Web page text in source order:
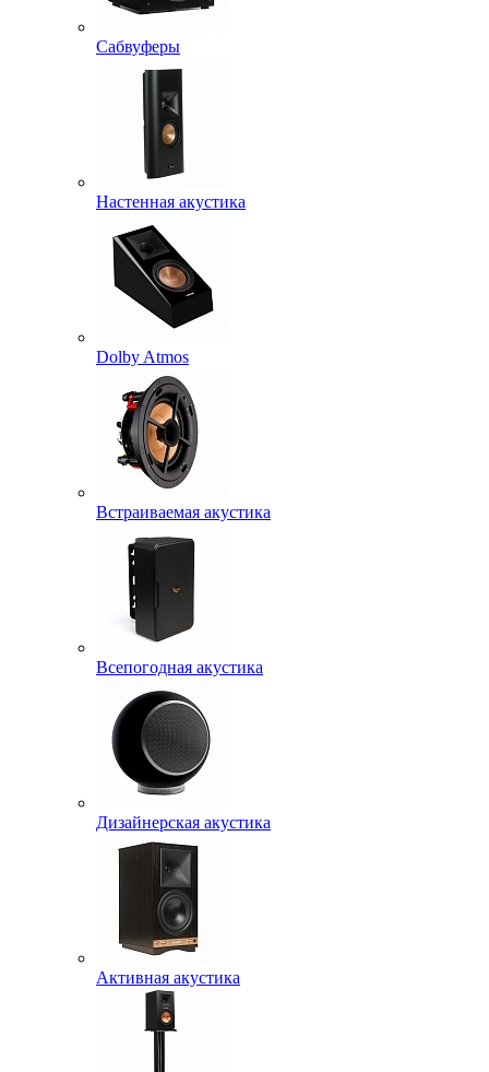
Сабвуферы
Настенная акустика
Dolby Atmos
Встраиваемая акустика
Всепогодная акустика
Дизайнерская акустика
Активная акустика